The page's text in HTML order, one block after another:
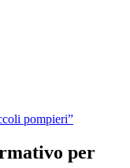
pompieri”
per